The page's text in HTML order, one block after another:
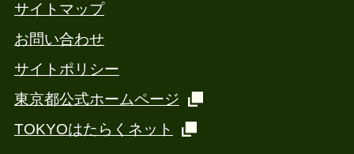
サイトマップ
お問い合わせ
サイトポリシー
東京都公式ホームページ
TOKYOはたらくネット